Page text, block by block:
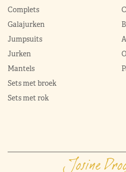
Complets
Galajurken
Jumpsuits
Jurken
Mantels
Sets met broek
Sets met rok